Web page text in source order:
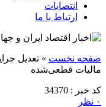
انتصابات
ارتباط با ما
صفحه نخست » تعدیل
مالیات قطعی‌شده
کد خبر : 34370
۰ نظر